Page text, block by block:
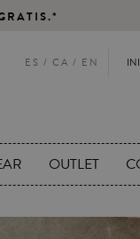
ES /CA / EN
OUTLET